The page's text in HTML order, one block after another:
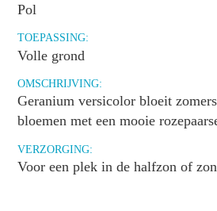
Pol
TOEPASSING:
Volle grond
OMSCHRIJVING:
Geranium versicolor bloeit
bloemen met een mooie
VERZORGING:
Voor een plek in de halfzon of